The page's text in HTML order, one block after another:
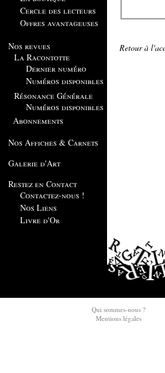
Cercle des lecteurs
Offres avantageuses
Nos revues
La Racontotte
Dernier numéro
Numéros disponibles
Résonance Générale
Numéros disponibles
Abonnements
Nos Affiches & Carnets
Galerie d'Art
Restez en Contact
Contactez-nous !
Nos Liens
Livre d'Or
Retour à
Qui sommes-nous ?
Mentions légales